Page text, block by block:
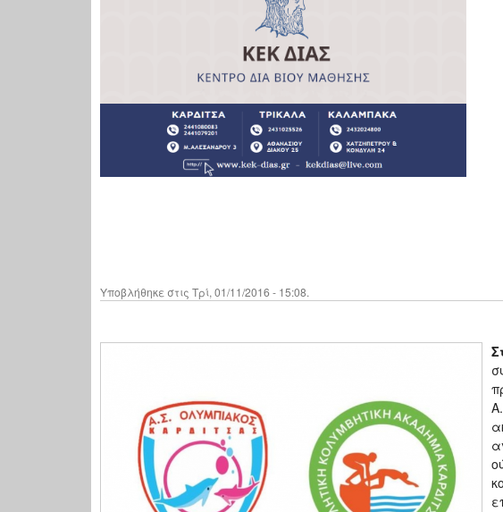
Υποβλήθηκε στις Τρί, 01/11/2016 - 15:08.